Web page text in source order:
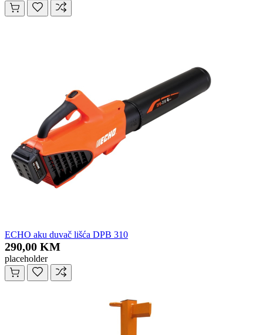
ECHO aku duvač lišća DPB 310
290,00 KM
placeholder